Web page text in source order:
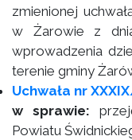
zmienionej
w Żarowie z
wprowadzenia
terenie gminy
Uchwała nr
w sprawie:
Powiatu